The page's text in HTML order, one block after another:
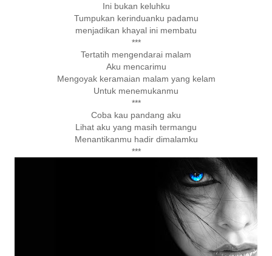
Ini bukan keluhku
Tumpukan kerinduanku padamu
menjadikan khayal ini membatu
***
Tertatih mengendarai malam
Aku mencarimu
Mengoyak keramaian malam yang kelam
Untuk menemukanmu
***
Coba kau pandang aku
Lihat aku yang masih termangu
Menantikanmu hadir dimalamku
***